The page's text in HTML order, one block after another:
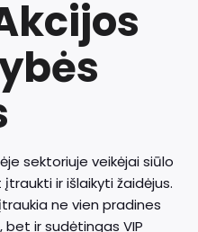
sektoriuje veikėjai siūlo
ir išlaikyti žaidėjus.
ne vien pradines
ir sudėtingas VIP